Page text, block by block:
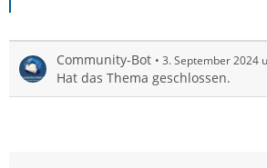
Community-Bot 3. September 2024
Hat das Thema geschlossen.